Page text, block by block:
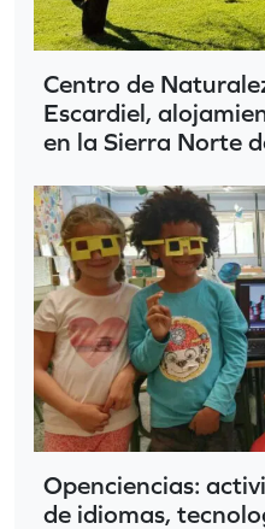
Centro de
Escardiel,
en la Sierra Norte
Openciencias:
de idiomas,